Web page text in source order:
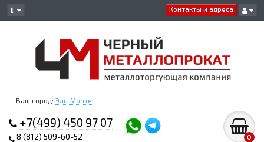
Контакты и адреса
Ваш город: Эль-Монте
+7(499) 450 97 07
8 (812) 509-60-52
0